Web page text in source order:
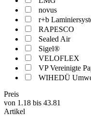
novus
r+b
RAPESCO
Sealed Air
Sigel®
VELOFLEX
VP Vereinigte
WIHEDÜ
Preis
von 1.18 bis 43.81
Artikel